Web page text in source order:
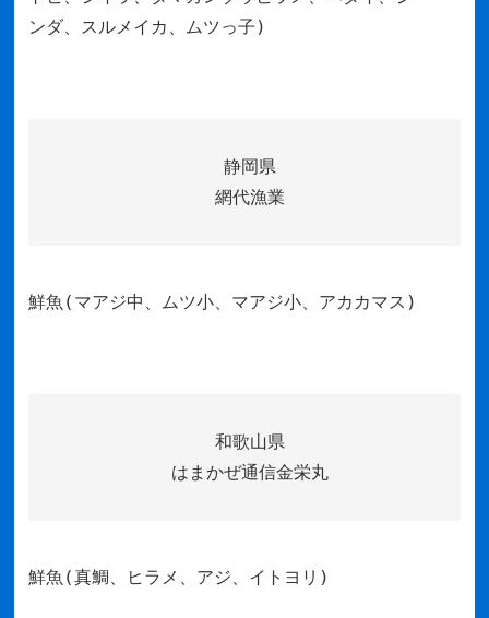
ンダ、スルメイカ、ムツっ子)
静岡県
網代漁業
鮮魚(マアジ中、ムツ小、マアジ小、アカカマス)
和歌山県
はまかぜ通信金栄丸
鮮魚(真鯛、ヒラメ、アジ、イトヨリ)